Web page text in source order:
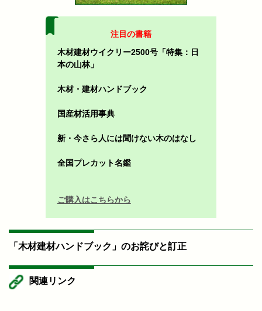
注目の書籍
木材建材ウイクリー2500号「特集：日
本の山林」
木材・建材ハンドブック
国産材活用事典
新・今さら人には聞けない木のはなし
全国プレカット名鑑
ご購入はこちらから
「木材建材ハンドブック」のお詫びと訂正
関連リンク